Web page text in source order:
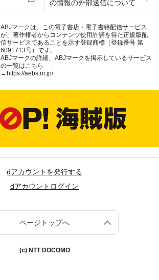
の情報の外部送信について
ABJマークは、この電子書店・電子書籍配信サービス
が、著作権者からコンテンツ使用許諾を得た正規版配
信サービスであることを示す登録商標（登録番号 第
6091713号）です。
ABJマークの詳細、ABJマークを掲示しているサービス
の一覧はこちら
→ https://aebs.or.jp/
dアカウントを発行する
dアカウントログイン
ページトップへ
(c) NTT DOCOMO